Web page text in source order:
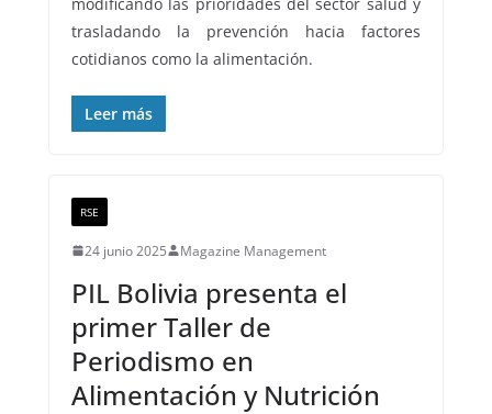
trasladando la prevención hacia factores
cotidianos como la alimentación.
Leer más
RSE
24 junio 2025 Magazine Management
PIL Bolivia presenta el
primer Taller de
Periodismo en
Alimentación y Nutrición